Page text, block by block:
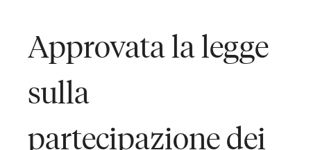
Approvata la legge
sulla
partecipazione dei